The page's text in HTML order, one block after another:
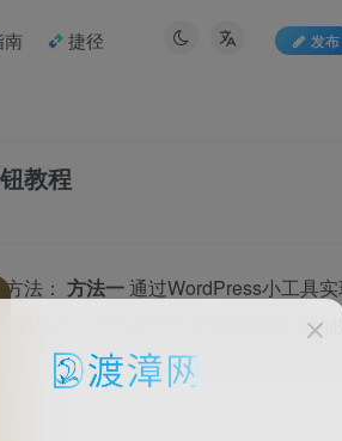
发布
捷径
教程
法： 方法一通过WordPress小工具
部生成一个带有“Ctrl+D”快捷键提示